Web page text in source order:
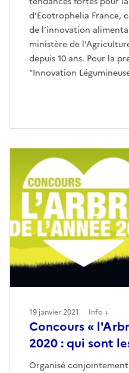
d’Ecotrophelia France,
de l’innovation
ministère de
depuis 10 ans. Pour la
"Innovation
Concours «
2020 : qui sont
Organisé
19 janvier 2021 Info +